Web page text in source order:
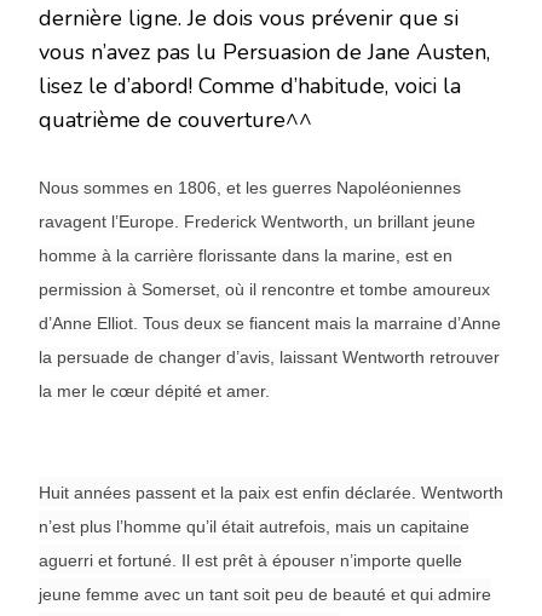
dernière ligne. Je dois vous prévenir que si
vous n’avez pas lu Persuasion de Jane Austen,
lisez le d’abord! Comme d’habitude, voici la
quatrième de couverture^^
Nous sommes en 1806, et les guerres Napoléoniennes
ravagent l’Europe. Frederick Wentworth, un brillant jeune
homme à la carrière florissante dans la marine, est en
permission à Somerset, où il rencontre et tombe amoureux
d’Anne Elliot. Tous deux se fiancent mais la marraine d’Anne
la persuade de changer d’avis, laissant Wentworth retrouver
la mer le cœur dépité et amer.
Huit années passent et la paix est enfin déclarée. Wentworth
n’est plus l’homme qu’il était autrefois, mais un capitaine
aguerri et fortuné. Il est prêt à épouser n’importe quelle
jeune femme avec un tant soit peu de beauté et qui admire